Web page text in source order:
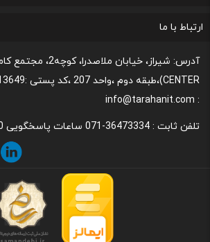
رونداسترداد وجه
روند مرجوعي كالا و نحوه فسخ خدمات
قوانین و مقررات،نحوه ی پرداخت و شیوه ی ارسال
نحوه پشتیبانی و خدمات پس از فروش
ارتباط با ما
: info@tarahanit.com
تلفن ثابت : 36473334-071 ساعات پاسخگویی 9:30 الی 20:30